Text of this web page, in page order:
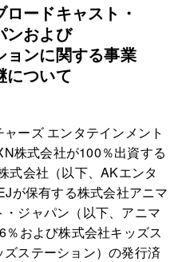
ードキャスト・
ンおよび
ョンに関する事業
について
ーズ エンタテインメント
株式会社が100％出資する
式会社（以下、AKエンタ
が保有する株式会社アニマ
ジャパン（以下、アニマ
および株式会社キッズス
ステーション）の発行済